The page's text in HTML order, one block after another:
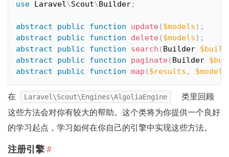
use Laravel \Scout\Builder;
abstract public function update( $models ) ;
abstract
public function delete( $models ) ;
abstract
public function search ( Builder
abstract
public function paginate( Builder
abstract
public function map ( $results , $model
在 Laravel\Scout\Engines\AlgoliaEngine
类里回顾
这些方法会对你有较大的帮助。这个类将为你提供一个良好
的学习起点，学习如何在你自己的引擎中实现这些方法。
注册引擎#